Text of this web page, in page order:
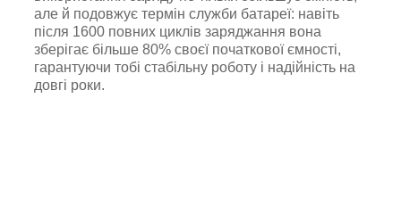
але й подовжує термін служби батареї: навіть
після 1600 повних циклів заряджання вона
зберігає більше 80% своєї початкової ємності,
гарантуючи тобі стабільну роботу і надійність на
довгі роки.